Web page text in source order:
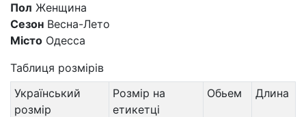
Пол Женщина
Сезон Весна-Лето
Місто Одесса
Таблиця розмірів
Український
розмір
Розмір на
етикетці
Обьем Длина